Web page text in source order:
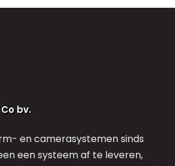
bv.
en camerasystemen sinds
een systeem af te leveren,